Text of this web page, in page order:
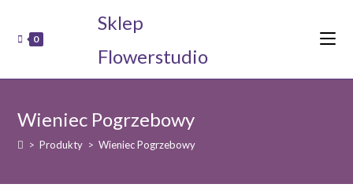
0
Sklep
Flowerstudio
Wieniec Pogrzebowy
> Produkty > Wieniec Pogrzebowy